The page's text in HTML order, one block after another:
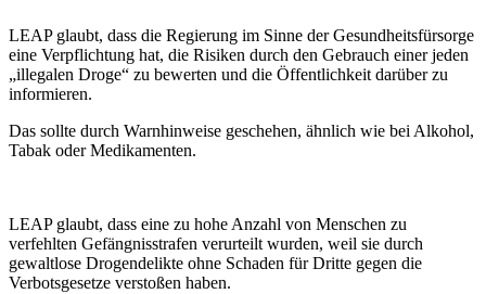
LEAP glaubt, dass die Regierung im Sinne der Gesundheitsfürsorge
eine Verpflichtung hat, die Risiken durch den Gebrauch einer jeden
„illegalen Droge“ zu bewerten und die Öffentlichkeit darüber zu
informieren.
Das sollte durch Warnhinweise geschehen, ähnlich wie bei Alkohol,
Tabak oder Medikamenten.
LEAP glaubt, dass eine zu hohe Anzahl von Menschen zu
verfehlten Gefängnisstrafen verurteilt wurden, weil sie durch
gewaltlose Drogendelikte ohne Schaden für Dritte gegen die
Verbotsgesetze verstoßen haben.